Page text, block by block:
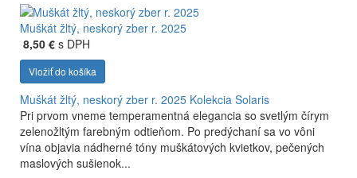
Muškát žltý, neskorý zber r. 2025
8,50 € s DPH
Vložiť do košíka
Muškát žltý, neskorý zber r. 2025 Kolekcia Solaris
Pri prvom vneme temperamentná elegancia so svetlým čírym
zelenožltým farebným odtieňom. Po predýchaní sa vo vôni
vína objavia nádherné tóny muškátových kvietkov, pečených
maslových sušienok...